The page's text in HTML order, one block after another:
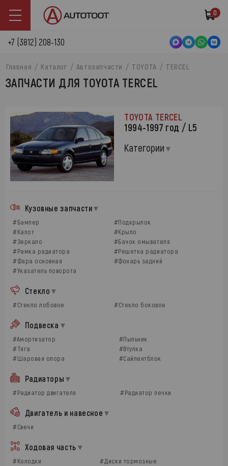
0
+7 (3812) 208-130
Главная Каталог Автозапчасти TOYOTA TERCEL
ЗАПЧАСТИ ДЛЯ TOYOTA TERCEL
TOYOTA TERCEL
1994-1997 год / L5
Категории
Кузовные запчасти
#Бампер
#Подкрылок
#Капот
#Крыло
#Зеркало
#Бачок омывателя
#Рамка радиатора
#Решетка радиатора
#Фара основная
#Фонарь задний
#Указатель поворота
Стекло
#Стекло лобовое #Стекло боковое
Подвеска
#Амортизатор
#Пыльник
#Тяга
#Втулка
#Шаровая опора
#Сайлентблок
Радиаторы
#Радиатор двигателя #Радиатор печки
Двигатель и навесное
#Свечи
Ходовая часть
#Колодки
#Диски тормозные